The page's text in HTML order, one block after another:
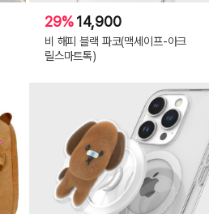
29%14,900
비 해피 블랙 파코(맥세이프-아크
릴스마트톡)